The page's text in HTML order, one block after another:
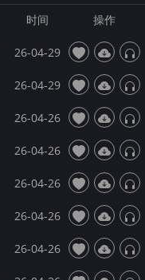
时间 操作
26-04-29
26-04-29
26-04-26
26-04-26
26-04-26
26-04-26
26-04-26